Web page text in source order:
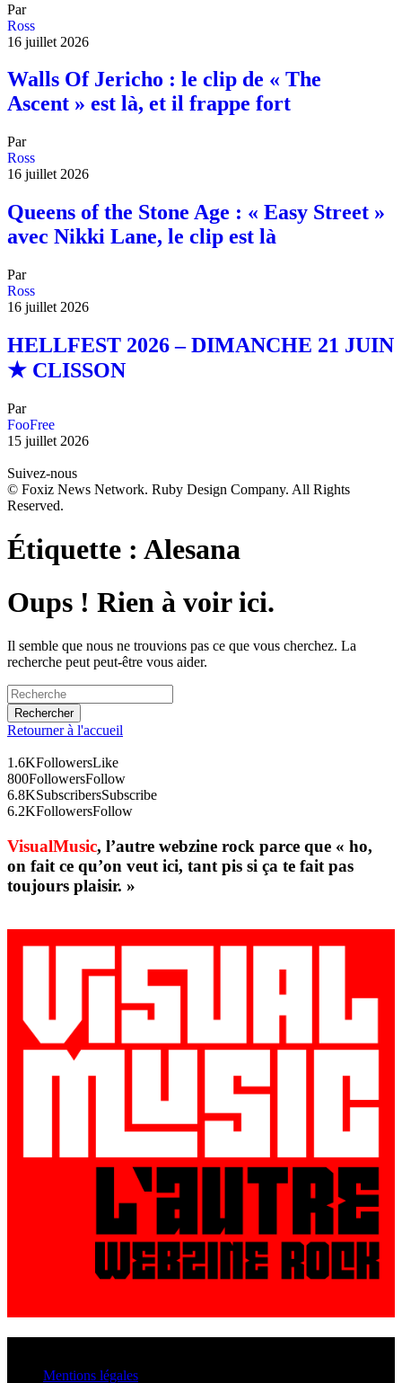
Par
Ross
16 juillet 2026
Walls Of Jericho : le clip de « The
Ascent » est là, et il frappe fort
Par
Ross
16 juillet 2026
Queens of the Stone Age : « Easy Street »
avec Nikki Lane, le clip est là
Par
Ross
16 juillet 2026
HELLFEST 2026 – DIMANCHE 21 JUIN
★ CLISSON
Par
FooFree
15 juillet 2026
Suivez-nous
© Foxiz News Network. Ruby Design Company. All Rights
Reserved.
Étiquette : Alesana
Oups ! Rien à voir ici.
Il semble que nous ne trouvions pas ce que vous cherchez. La
recherche peut peut-être vous aider.
Retourner à l'accueil
1.6KFollowersLike
800FollowersFollow
6.8KSubscribersSubscribe
6.2KFollowersFollow
VisualMusic, l’autre webzine rock parce que « ho,
on fait ce qu’on veut ici, tant pis si ça te fait pas
toujours plaisir. »
Mentions légales